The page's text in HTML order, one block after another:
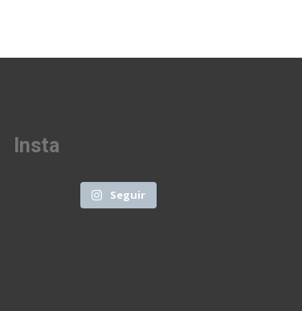
Insta
Seguir